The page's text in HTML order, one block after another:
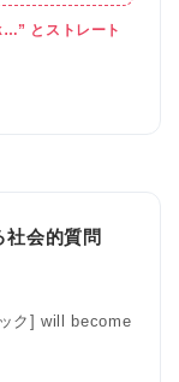
とストレート
会的質問
ク] will become
講座